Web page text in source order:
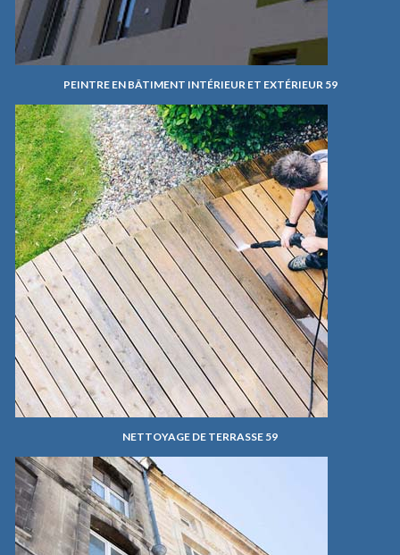
PEINTRE EN BÂTIMENT INTÉRIEUR ET EXTÉRIEUR 59
NETTOYAGE DE TERRASSE 59